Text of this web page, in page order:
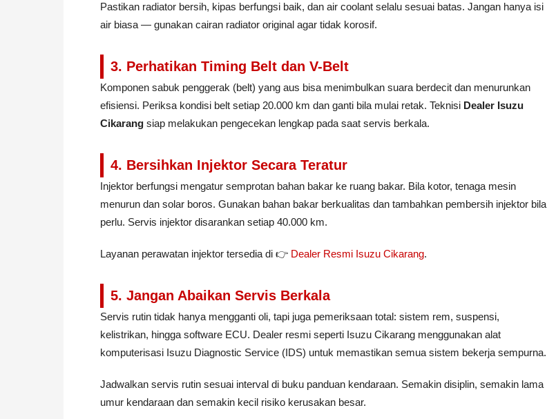
Pastikan radiator bersih, kipas berfungsi baik, dan air coolant selalu sesuai batas. Jangan hanya isi
air biasa — gunakan cairan radiator original agar tidak korosif.
3. Perhatikan Timing Belt dan V-Belt
Komponen sabuk penggerak (belt) yang aus bisa menimbulkan suara berdecit dan menurunkan
efisiensi. Periksa kondisi belt setiap 20.000 km dan ganti bila mulai retak. Teknisi Dealer Isuzu
Cikarang siap melakukan pengecekan lengkap pada saat servis berkala.
4. Bersihkan Injektor Secara Teratur
Injektor berfungsi mengatur semprotan bahan bakar ke ruang bakar. Bila kotor, tenaga mesin
menurun dan solar boros. Gunakan bahan bakar berkualitas dan tambahkan pembersih injektor bila
perlu. Servis injektor disarankan setiap 40.000 km.
Layanan perawatan injektor tersedia di 👉 Dealer Resmi Isuzu Cikarang.
5. Jangan Abaikan Servis Berkala
Servis rutin tidak hanya mengganti oli, tapi juga pemeriksaan total: sistem rem, suspensi,
kelistrikan, hingga software ECU. Dealer resmi seperti Isuzu Cikarang menggunakan alat
komputerisasi Isuzu Diagnostic Service (IDS) untuk memastikan semua sistem bekerja sempurna.
Jadwalkan servis rutin sesuai interval di buku panduan kendaraan. Semakin disiplin, semakin lama
umur kendaraan dan semakin kecil risiko kerusakan besar.